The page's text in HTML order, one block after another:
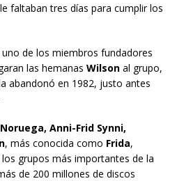
faltaban tres días para cumplir los
uno de los miembros fundadores
las hemanas Wilson al grupo,
abandonó en 1982, justo antes
Anni-Frid Synni,
, más conocida como Frida,
grupos más importantes de la
de 200 millones de discos